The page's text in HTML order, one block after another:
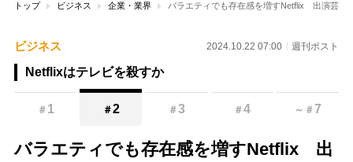
トップ ビジネス 企業・業界 バラエティでも存在感を増すNetflix 出演芸人
ビジネス 2024.10.22 07:00 週刊ポスト
Netflixはテレビを殺すか
＃ 1 ＃2 ＃3 ＃4 ～ ＃7
バラエティでも存在感を増すNetflix 出